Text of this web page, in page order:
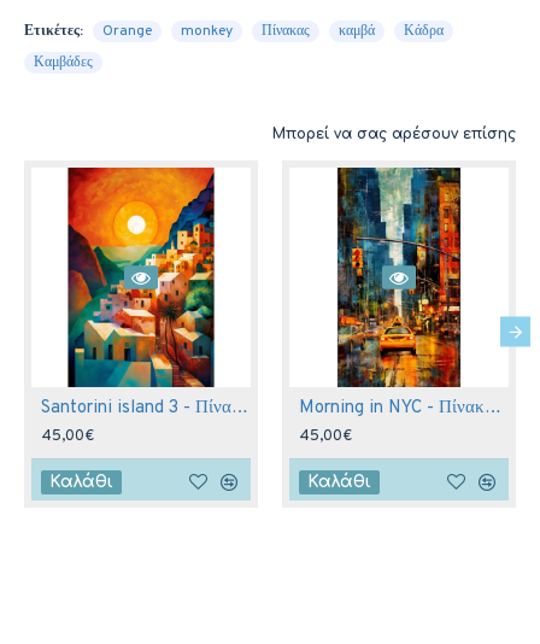
Ετικέτες: Orange monkey Πίνακας καμβά
Κάδρα
Καμβάδες
Μπορεί να σας αρέσουν επίσης
Santorini island 3 - Πίνακας σε καμβά
45,00€
Καλάθι
Morning in NYC - Πίνακας σε καμβά
45,00€
Καλάθι